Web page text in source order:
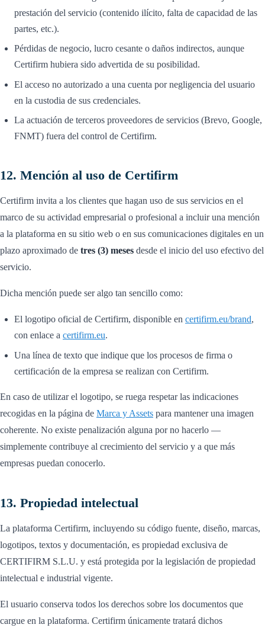
prestación del servicio (contenido ilícito, falta de capacidad de las
partes, etc.).
Pérdidas de negocio, lucro cesante o daños indirectos, aunque
Certifirm hubiera sido advertida de su posibilidad.
El acceso no autorizado a una cuenta por negligencia del usuario
en la custodia de sus credenciales.
La actuación de terceros proveedores de servicios (Brevo, Google,
FNMT) fuera del control de Certifirm.
12. Mención al uso de Certifirm
Certifirm invita a los clientes que hagan uso de sus servicios en el
marco de su actividad empresarial o profesional a incluir una mención
a la plataforma en su sitio web o en sus comunicaciones digitales en un
plazo aproximado de tres (3) meses desde el inicio del uso efectivo del
servicio.
Dicha mención puede ser algo tan sencillo como:
El logotipo oficial de Certifirm, disponible en certifirm.eu/brand,
con enlace a certifirm.eu.
Una línea de texto que indique que los procesos de firma o
certificación de la empresa se realizan con Certifirm.
En caso de utilizar el logotipo, se ruega respetar las indicaciones
recogidas en la página de Marca y Assets para mantener una imagen
coherente. No existe penalización alguna por no hacerlo —
simplemente contribuye al crecimiento del servicio y a que más
empresas puedan conocerlo.
13. Propiedad intelectual
La plataforma Certifirm, incluyendo su código fuente, diseño, marcas,
logotipos, textos y documentación, es propiedad exclusiva de
CERTIFIRM S.L.U. y está protegida por la legislación de propiedad
intelectual e industrial vigente.
El usuario conserva todos los derechos sobre los documentos que
cargue en la plataforma. Certifirm únicamente tratará dichos